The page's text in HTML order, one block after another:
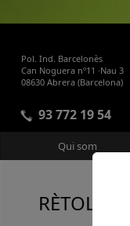
Pol. Ind. Barcelonès
Can Noguera nº11 ·Nau 3
08630 Abrera (Barcelona)
93 772 19 54
Qui som
RÈTOLS